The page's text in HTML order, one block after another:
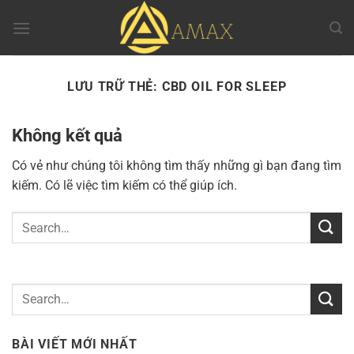
đến
LƯU TRỮ THẺ: CBD OIL FOR SLEEP
Không kết quả
Có vẻ như chúng tôi không tìm thấy những gì bạn đang tìm
kiếm. Có lẽ việc tìm kiếm có thể giúp ích.
BÀI VIẾT MỚI NHẤT